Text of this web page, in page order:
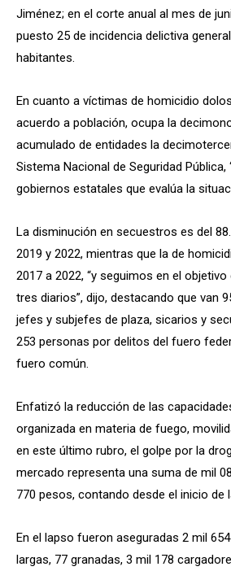
Jiménez; en el corte anual al mes de
puesto 25 de incidencia delictiva
habitantes.
En cuanto a víctimas de homicidio
acuerdo a población, ocupa la
acumulado de entidades la
Sistema Nacional de Seguridad Pública,
gobiernos estatales que evalúa la
La disminución en secuestros es del
2019 y 2022, mientras que la de
2017 a 2022, “y seguimos en el
tres diarios”, dijo, destacando que van
jefes y subjefes de plaza, sicarios y
253 personas por delitos del fuero
fuero común.
Enfatizó la reducción de las
organizada en materia de fuego,
en este último rubro, el golpe por la
mercado representa una suma de mil
770 pesos, contando desde el inicio de
En el lapso fueron aseguradas 2 mil
largas, 77 granadas, 3 mil 178